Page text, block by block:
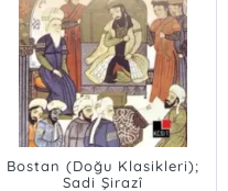
Bostan (Doğu Klasikleri);
Sadi Şirazî